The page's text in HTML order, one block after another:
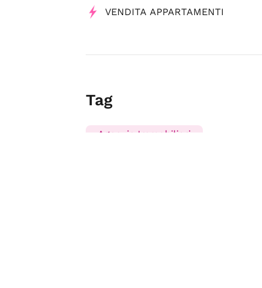
VENDITA APPARTAMENTI
Tag
Agenzie Immobiliari